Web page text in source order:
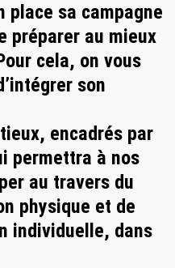
place sa campagne
préparer au mieux
cela, on vous
son
encadrés par
permettra à nos
au travers du
physique et de
individuelle, dans